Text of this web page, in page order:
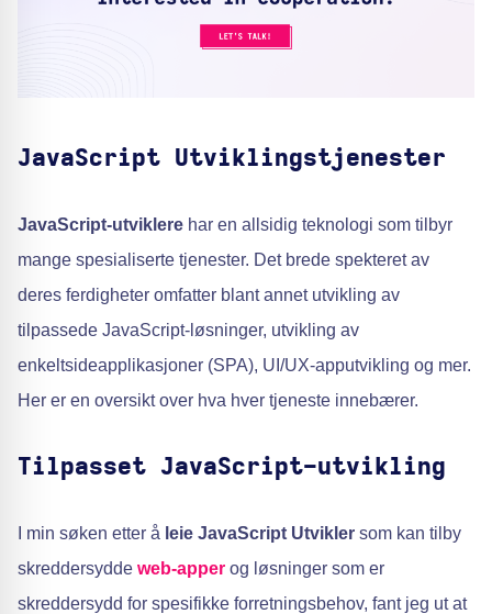
JavaScript Utviklingstjenester
JavaScript-utviklere har en allsidig teknologi som tilbyr
mange spesialiserte tjenester. Det brede spekteret av
deres ferdigheter omfatter blant annet utvikling av
tilpassede JavaScript-løsninger, utvikling av
enkeltsideapplikasjoner (SPA), UI/UX-apputvikling og mer.
Her er en oversikt over hva hver tjeneste innebærer.
Tilpasset JavaScript-utvikling
I min søken etter å leie JavaScript Utvikler som kan tilby
skreddersydde web-apper og løsninger som er
skreddersydd for spesifikke forretningsbehov, fant jeg ut at